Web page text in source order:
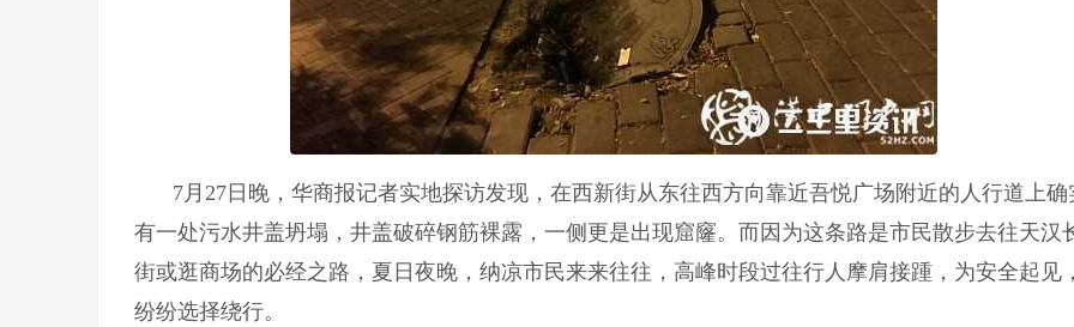
7月27日晚，华商报记者实地探访发现，在西新街从东往西方向靠近吾悦广场附近的人行道上确
有一处污水井盖坍塌，井盖破碎钢筋裸露，一侧更是出现窟窿。而因为这条路是市民散步去往天汉
街或逛商场的必经之路，夏日夜晚，纳凉市民来来往往，高峰时段过往行人摩肩接踵，为安全起见
纷纷选择绕行。